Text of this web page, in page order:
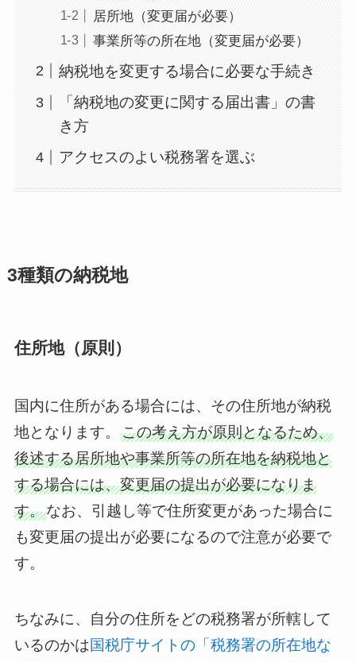
居所地（変更届が必要）
事業所等の所在地（変更届が必要）
納税地を変更する場合に必要な手続き
「納税地の変更に関する届出書」の書
き方
アクセスのよい税務署を選ぶ
3種類の納税地
住所地（原則）
国内に住所がある場合には、その住所地が納税
地となります。 この考え方が原則となるため、
後述する居所地や事業所等の所在地を納税地と
する場合には、変更届の提出が必要になりま
す。なお、引越し等で住所変更があった場合に
も変更届の提出が必要になるので注意が必要で
す。
ちなみに、自分の住所をどの税務署が所轄して
いるのかは国税庁サイトの「税務署の所在地な